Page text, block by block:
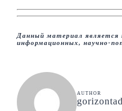
Данный материал является
информационных, научно-
AUTHOR